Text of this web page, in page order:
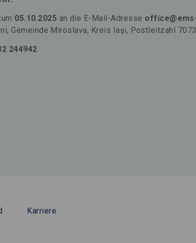
05.10.2025 an die E-Mail-Adresse
Gemeinde Miroslava, Kreis Iași, Postleitzahl
244942
Karriere